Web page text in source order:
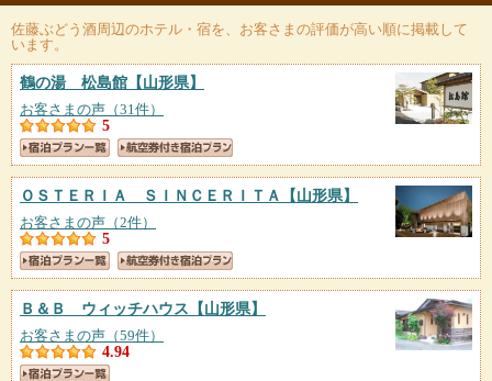
佐藤ぶどう酒周辺のホテル・宿を、お客さまの評価が高い順に掲載して
います。
鶴の湯 松島館 【山形県】
お客さまの声（31件）
5
ＯＳＴＥＲＩＡ ＳＩＮＣＥＲＩＴＡ 【山形県】
お客さまの声（2件）
5
Ｂ＆Ｂ ウィッチハウス 【山形県】
お客さまの声（59件）
4.94